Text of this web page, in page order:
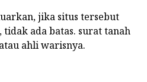
jika situs tersebut
ada batas. surat tanah
ahli warisnya.